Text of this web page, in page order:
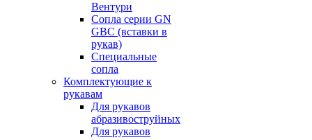
Вентури
Сопла серии GN
GBC (вставки в
рукав)
Специальные
сопла
Комплектующие к
рукавам
Для рукавов
абразивоструйных
Для рукавов